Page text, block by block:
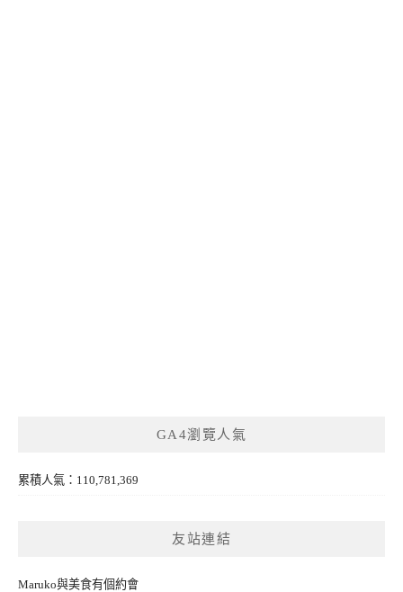
GA4瀏覽人氣
累積人氣：110,781,369
友站連結
Maruko與美食有個約會